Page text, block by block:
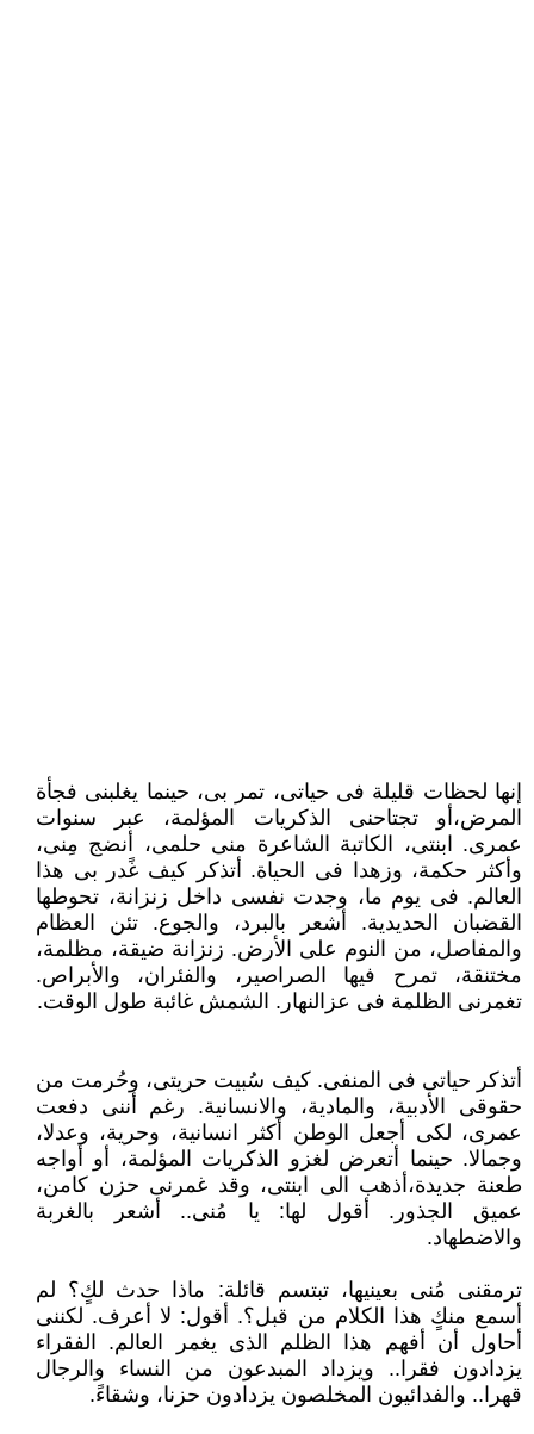
إنها لحظات قليلة فى حياتى، تمر بى، حينما يغلبنى فجأة
المرض،أو تجتاحنى الذكريات المؤلمة، عبر سنوات
عمرى. ابنتى، الكاتبة الشاعرة منى حلمى، أنضج مِنى،
وأكثر حكمة، وزهدا فى الحياة. أتذكر كيف غًدر بى هذا
العالم. فى يوم ما، وجدت نفسى داخل زنزانة، تحوطها
القضبان الحديدية. أشعر بالبرد، والجوع. تئن العظام
والمفاصل، من النوم على الأرض. زنزانة ضيقة، مظلمة،
مختنقة، تمرح فيها الصراصير، والفئران، والأبراص.
تغمرنى الظلمة فى عزالنهار. الشمش غائبة طول الوقت.
أتذكر حياتى فى المنفى. كيف سُبيت حريتى، وحُرمت من
حقوقى الأدبية، والمادية، والانسانية. رغم أننى دفعت
عمرى، لكى أجعل الوطن أكثر انسانية، وحرية، وعدلا،
وجمالا. حينما أتعرض لغزو الذكريات المؤلمة، أو أواجه
طعنة جديدة،أذهب الى ابنتى، وقد غمرنى حزن كامن،
عميق الجذور. أقول لها: يا مُنى.. أشعر بالغربة
والاضطهاد.
ترمقنى مُنى بعينيها، تبتسم قائلة: ماذا حدث لكٍ؟ لم
أسمع منكٍ هذا الكلام من قبل؟. أقول: لا أعرف. لكننى
أحاول أن أفهم هذا الظلم الذى يغمر العالم. الفقراء
يزدادون فقرا.. ويزداد المبدعون من النساء والرجال
قهرا.. والفدائيون المخلصون يزدادون حزنا، وشقاءً.